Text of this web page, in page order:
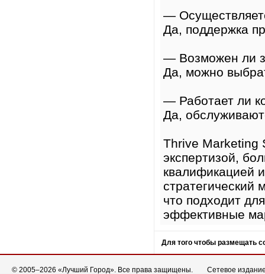
—
Да, поддержка
— Возможен ли
Да, можно
— Работает ли
Да,
Thrive Marketing
экспертизой,
квалификацией
стратегический
что подходит
эффективные
Для того чтобы размещать
© 2005–2026 «Лучший Город». Все права защищены. Сетевое